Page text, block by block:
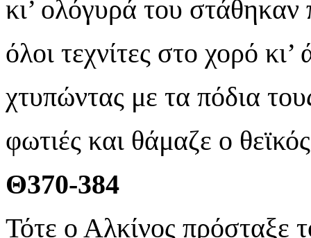
κι’ ολόγυρά του στάθηκαν
όλοι τεχνίτες στο χορό
χτυπώντας με τα πόδια
φωτιές και θάμαζε ο
Θ370-384
Τότε ο Αλκίνος πρόσταξε